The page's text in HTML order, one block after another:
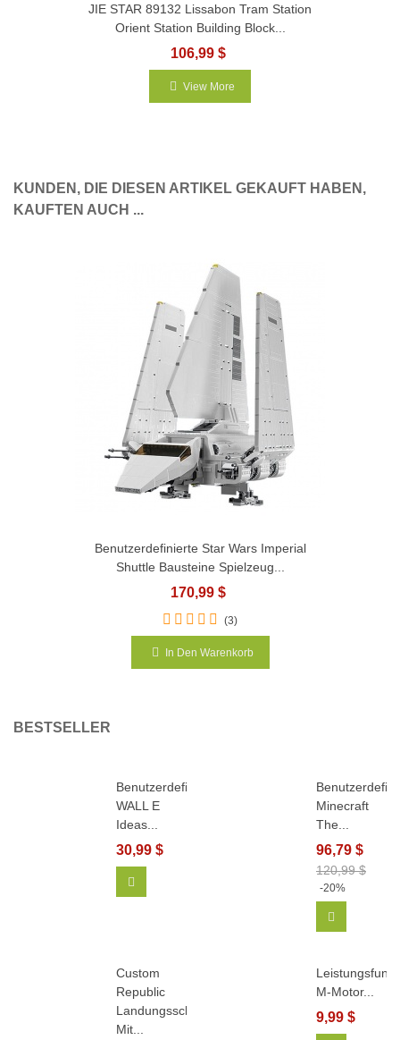
JIE STAR 89132 Lissabon Tram Station
Orient Station Building Block...
106,99 $
View More
KUNDEN, DIE DIESEN ARTIKEL GEKAUFT HABEN,
KAUFTEN AUCH ...
Benutzerdefinierte Star Wars Imperial
Shuttle Bausteine Spielzeug...
170,99 $
(3)
In Den Warenkorb
BESTSELLER
Benutzerdefiniertes
WALL E
Ideas...
30,99 $
Minecraft
The...
96,79 $
120,99 $
-20%
Custom
Republic
Landungsschiff
Mit...
M-Motor...
9,99 $